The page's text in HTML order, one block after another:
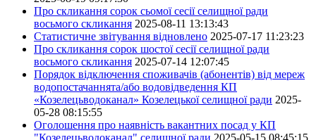
Про скликання сорок сьомої сесії селищної ради
восьмого скликання 2025-08-11 13:13:43
Статистичне звітування відновлено 2025-07-17 11:23:23
Про скликання сорок шостої сесії селищної ради
восьмого скликання 2025-07-14 12:07:45
Порядок відключення споживачів (абонентів) від мереж
водопостачаннята/або водовідведення КП
«Козелецьводоканал» Козелецької селищної ради 2025-
05-28 08:15:55
Оголошення про наявність вакантних посад у КП
"Козелецьводоканал" селищної ради 2025-05-15 08:45:15